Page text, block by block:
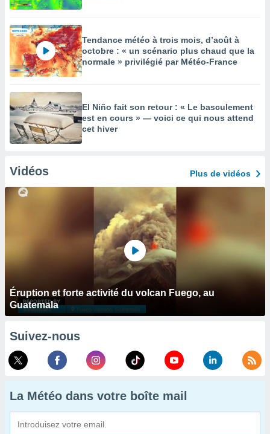
Tendance météo à trois mois, d’août à
octobre : « un scénario plus chaud que la
normale » privilégié par Météo-France
El Niño fait son retour : « Le basculement
est en cours » — voici ce qui nous attend
cet hiver
Vidéos Plus de vidéos
Éruption et forte activité du volcan Fuego, au
Guatemala
Suivez-nous
La Météo dans votre boîte mail